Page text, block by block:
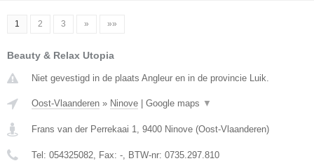
1 2 3 » »»
Beauty & Relax Utopia
Niet gevestigd in de plaats Angleur en in de provincie Luik.
Oost-Vlaanderen » Ninove Google maps ▼
Frans van der Perrekaai 1, 9400 Ninove (Oost-Vlaanderen)
Tel: 054325082, Fax: -, BTW-nr: 0735.297.810